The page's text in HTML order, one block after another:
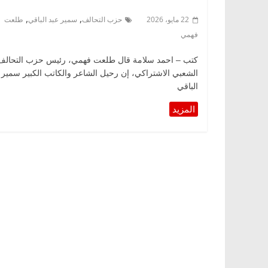
22 مايو، 2026 حزب التحالف, سمير عبد الباقي, طلعت
فهمي
كتب – احمد سلامة قال طلعت فهمي، رئيس حزب
الشعبي الاشتراكي، إن رحيل الشاعر والكاتب الكبير سمير
الباقي